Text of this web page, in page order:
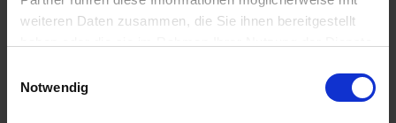
weiteren Daten zusammen, die Sie ihnen bereitgestellt
Notwendig
49,12 € / St
58,45 €
inkl. 19% MwSt.